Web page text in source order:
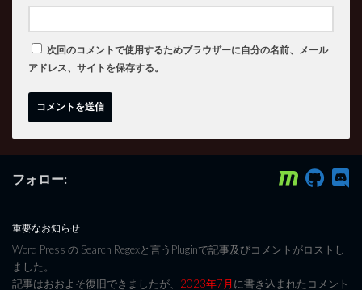
次回のコメントで使用するためブラウザーに自分の名前、メール
アドレス、サイトを保存する。
フォロー:
重要なお知らせ
Word Press の Search Regexと言うPluginで記事及びコメントがロストし
ました。
記事はおおよそ復旧できましたが、 2023年7月に書き込まれたコメント